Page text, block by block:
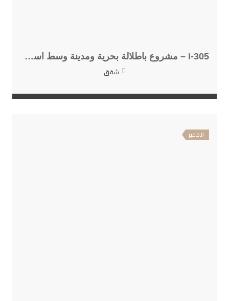
i-305 – مشروع باطلالة بحرية ومدينة وسط اسطنبول
شقق
المميز